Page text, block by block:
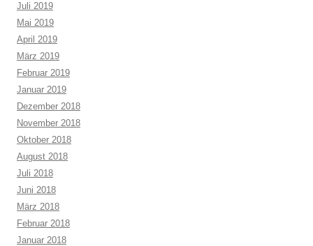
Juli 2019
Mai 2019
April 2019
März 2019
Februar 2019
Januar 2019
Dezember 2018
November 2018
Oktober 2018
August 2018
Juli 2018
Juni 2018
März 2018
Februar 2018
Januar 2018